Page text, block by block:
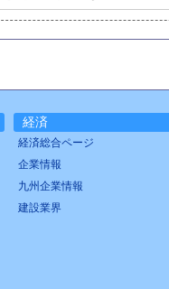
経済
経済総合ページ
企業情報
九州企業情報
建設業界